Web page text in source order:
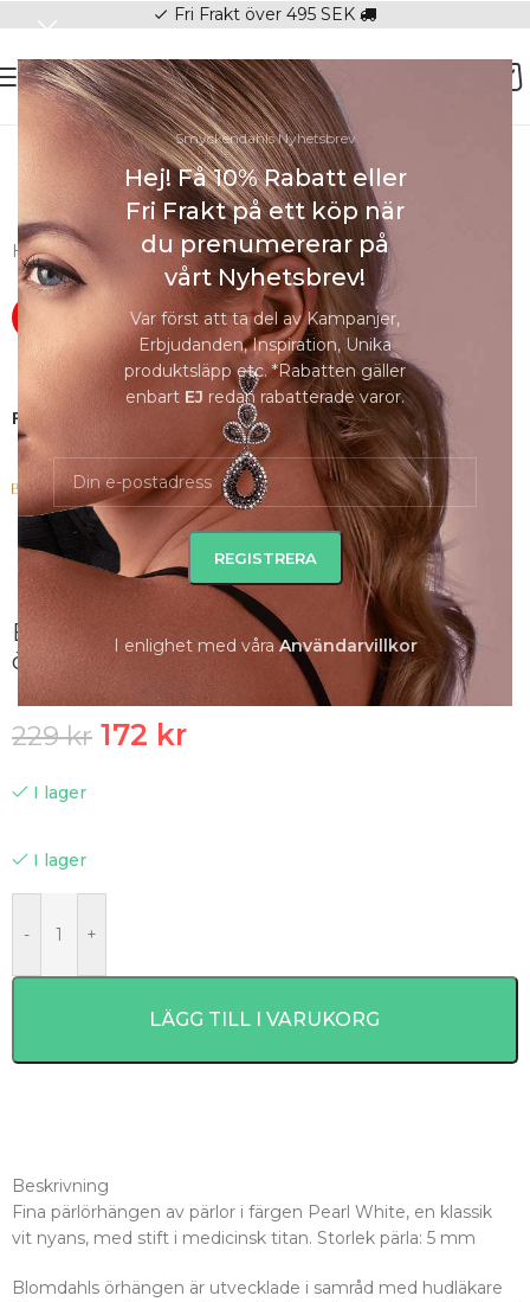
Smyckendahls Nyhetsbrev
Hej! Få 10% Rabatt eller
Fri Frakt på ett köp när
du prenumererar på
vårt Nyhetsbrev!
Var först att ta del av Kampanjer,
Erbjudanden, Inspiration, Unika
produktsläpp etc. *Rabatten gäller
enbart EJ redan rabatterade varor.
I enlighet med våraAnvändarvillkor
checkFri Frakt över 495 SEK
SOMMAR-REA HOS SMYCKENDAHLS,
UPP TILL 25%
Hem/ Örhängen/Örhängen Barn
-25%
Förstora
Blomdahl – Natural Titanium Pearl
örhängen, vita
229kr 172 kr
I lager
I lager
- +
LÄGG TILL I VARUKORG
Beskrivning
Fina pärlörhängen av pärlor i färgen Pearl White, en klassik
vit nyans, med stift i medicinsk titan. Storlek pärla: 5 mm
Blomdahls örhängen är utvecklade i samråd med hudläkare